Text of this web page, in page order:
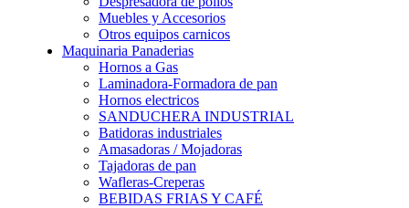
Muebles y Accesorios
Otros equipos carnicos
Maquinaria Panaderias
Hornos a Gas
Laminadora-Formadora de pan
Hornos electricos
SANDUCHERA INDUSTRIAL
Batidoras industriales
Amasadoras / Mojadoras
Tajadoras de pan
Wafleras-Creperas
BEBIDAS FRIAS Y CAFÉ